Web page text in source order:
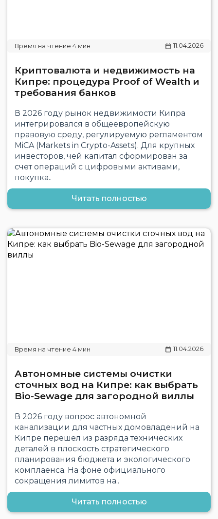
11.04.2026
Криптовалюта и недвижимость на
Кипре: процедура Proof of Wealth и
требования банков
В 2026 году рынок недвижимости Кипра
интегрировался в общеевропейскую
правовую среду, регулируемую регламентом
MiCA (Markets in Crypto-Assets). Для крупных
инвесторов, чей капитал сформирован за
счет операций с цифровыми активами,
покупка..
Читать полностью
11.04.2026
Автономные системы очистки
сточных вод на Кипре: как выбрать
Bio-Sewage для загородной виллы
В 2026 году вопрос автономной
канализации для частных домовладений на
Кипре перешел из разряда технических
деталей в плоскость стратегического
планирования бюджета и экологического
комплаенса. На фоне официального
сокращения лимитов на..
Читать полностью